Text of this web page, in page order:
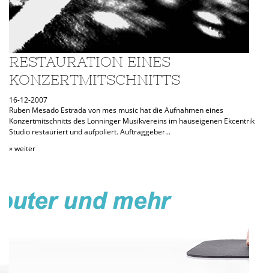
RESTAURATION EINES
KONZERTMITSCHNITTS
16-12-2007
Ruben Mesado Estrada von mes music hat die Aufnahmen eines
Konzertmitschnitts des Lonninger Musikvereins im hauseigenen Ekcentrik
Studio restauriert und aufpoliert. Auftraggeber...
» weiter